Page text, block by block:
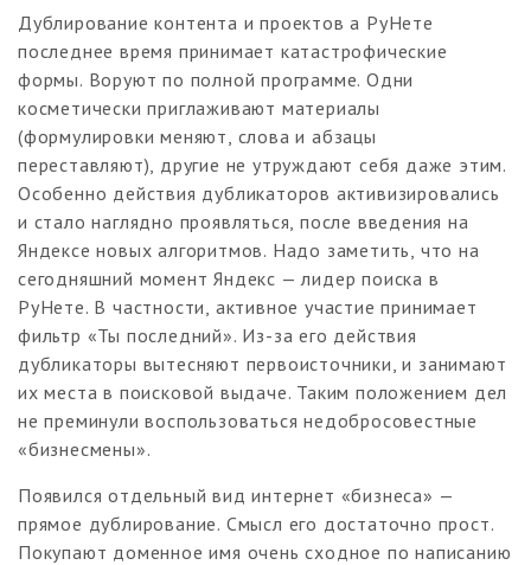
Дублирование контента и проектов а РуНете
последнее время принимает катастрофические
формы. Воруют по полной программе. Одни
косметически приглаживают материалы
(формулировки меняют, слова и абзацы
переставляют), другие не утруждают себя даже этим.
Особенно действия дубликаторов активизировались
и стало наглядно проявляться, после введения на
Яндексе новых алгоритмов. Надо заметить, что на
сегодняшний момент Яндекс — лидер поиска в
РуНете. В частности, активное участие принимает
фильтр «Ты последний». Из-за его действия
дубликаторы вытесняют первоисточники, и занимают
их места в поисковой выдаче. Таким положением дел
не преминули воспользоваться недобросовестные
«бизнесмены».
Появился отдельный вид интернет «бизнеса» —
прямое дублирование. Смысл его достаточно прост.
Покупают доменное имя очень сходное по написанию